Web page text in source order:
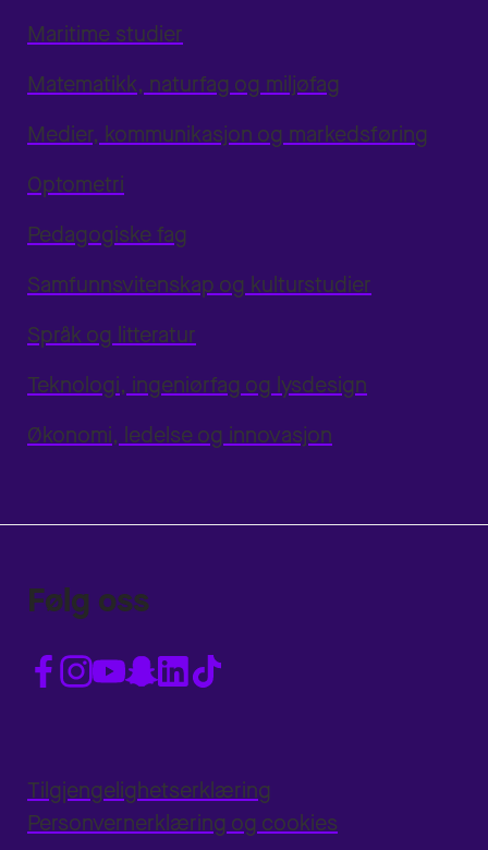
Maritime studier
Matematikk, naturfag og miljøfag
Medier, kommunikasjon og markedsføring
Optometri
Pedagogiske fag
Samfunnsvitenskap og kulturstudier
Språk og litteratur
Teknologi, ingeniørfag og lysdesign
Økonomi, ledelse og innovasjon
Følg oss
Tilgjengelighetserklæring
Personvernerklæring og cookies